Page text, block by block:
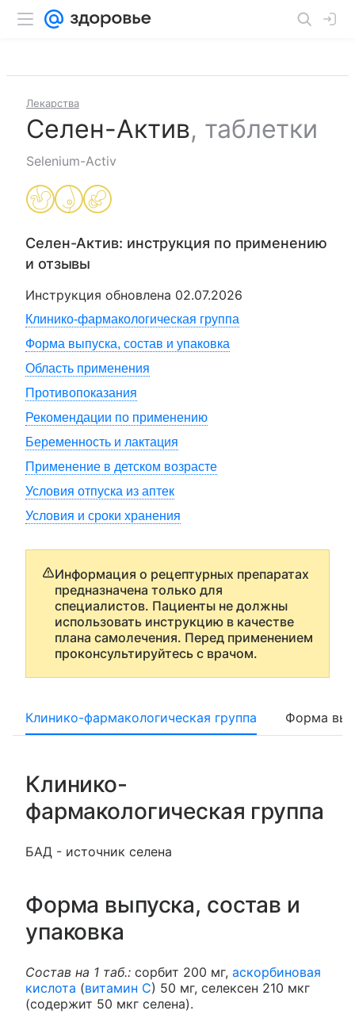
Лекарства
Селен-Актив, таблетки
Selenium-Activ
Селен-Актив: инструкция по применению
и отзывы
Инструкция обновлена 02.07.2026
Клинико-фармакологическая группа
Форма выпуска, состав и упаковка
Область применения
Противопоказания
Рекомендации по применению
Беременность и лактация
Применение в детском возрасте
Условия отпуска из аптек
Условия и сроки хранения
Информация о рецептурных препаратах
предназначена только для
специалистов. Пациенты не должны
использовать инструкцию в качестве
плана самолечения. Перед применением
проконсультируйтесь с врачом.
Клинико-фармакологическая группа Форма
Клинико-
фармакологическая группа
БАД - источник селена
Форма выпуска, состав и
упаковка
Состав на 1 таб.: сорбит 200 мг, аскорбиновая
кислота (витамин C) 50 мг, селексен 210 мкг
(содержит 50 мкг селена).